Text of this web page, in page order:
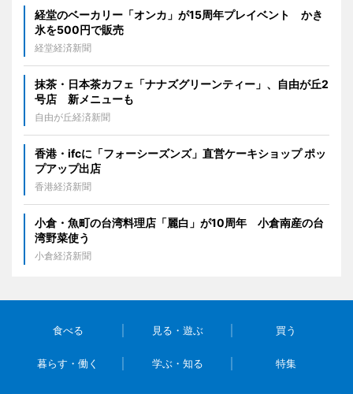
経堂のベーカリー「オンカ」が15周年プレイベント かき
氷を500円で販売
経堂経済新聞
抹茶・日本茶カフェ「ナナズグリーンティー」、自由が丘2
号店 新メニューも
自由が丘経済新聞
香港・ifcに「フォーシーズンズ」直営ケーキショップ ポッ
プアップ出店
香港経済新聞
小倉・魚町の台湾料理店「麗白」が10周年 小倉南産の台
湾野菜使う
小倉経済新聞
食べる 見る・遊ぶ 買う
暮らす・働く 学ぶ・知る 特集